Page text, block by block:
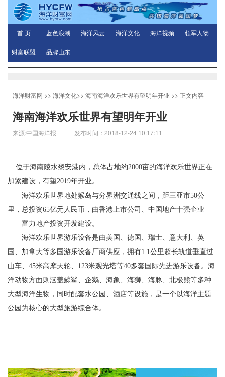
首 页 蓝色浪潮 海洋风云 海洋文化 海洋视频 领军人物
财富联盟 品牌山东
海洋财富网 >> 海洋文化>> 海南海洋欢乐世界有望明年开业 >> 正文内容
海南海洋欢乐世界有望明年开业
来源:中国海洋报 发布时间：2018-12-24 10:17:11
位于海南陵水黎安港内，总体占地约2000亩的海洋欢乐世界正在
加紧建设，有望2019年开业。
海洋欢乐世界地处猴岛与分界洲交通线之间，距三亚市50公
里，总投资65亿元人民币，由香港上市公司、中国地产十强企业
——富力地产投资开发建设。
海洋欢乐世界游乐设备是由美国、德国、瑞士、意大利、英
国、加拿大等多国游乐设备厂商供应，拥有1.1公里超长轨道垂直过
山车、45米高摩天轮、123米观光塔等40多套国际先进游乐设备。海
洋动物方面则涵盖鲸鲨、企鹅、海象、海狮、海豚、北极熊等多种
大型海洋生物，同时配套水公园、酒店等设施，是一个以海洋主题
公园为核心的大型旅游综合体。